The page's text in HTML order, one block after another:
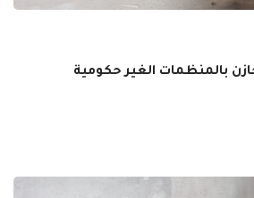
بالمنظمات الغير حكومية